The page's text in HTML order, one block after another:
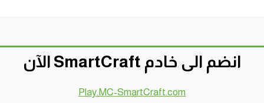
انضم الى خادم SmartCraft الآن
Play.MC-SmartCraft.com